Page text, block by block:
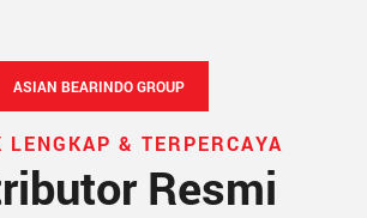
ASIAN BEARINDO GROUP
LENGKAP & TERPERCAYA
Resmi